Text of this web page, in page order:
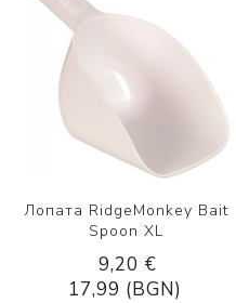
Лопата RidgeMonkey Bait
Spoon XL
9,20 €
17,99 (BGN)